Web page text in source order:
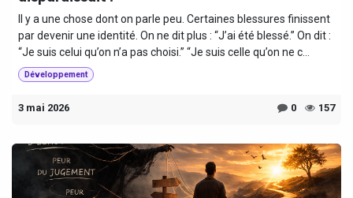
Il y a une chose dont on parle peu. Certaines blessures finissent
par devenir une identité. On ne dit plus : “J’ai été blessé.” On dit :
“Je suis celui qu’on n’a pas choisi.” “Je suis celle qu’on ne c...
Développement
3 mai 2026 0 157